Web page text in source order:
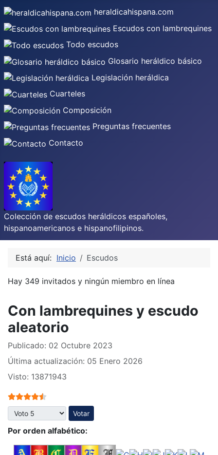
heraldicahispana.com
Escudos con lambrequines
Todo escudos
Glosario heráldico básico
Legislación heráldica
Cuarteles
Composición
Preguntas frecuentes
Contacto
Colección de escudos heráldicos españoles,
hispanoamericanos e hispanofilipinos.
Está aquí: Inicio Escudos
Hay 349 invitados y ningún miembro en línea
Con lambrequines y escudo
aleatorio
Publicado: 02 Octubre 2023
Última actualización: 05 Enero 2026
Visto: 13871943
Ratio:4.5/
Por favor, vote
Por orden alfabético: